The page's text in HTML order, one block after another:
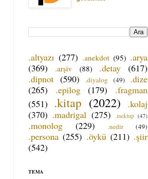
.altyazı (277) .anekdot (95) .arya
(369)
.arşiv (88) .detay
(617)
.dipnot (590) .diyalog (49)
.dize
(265)
.epilog (179)
.fragman
(551) .kitap (2022)
.kolaj
(370) .madrigal (275) .mektup (47)
.monolog (229) .nedir (49)
.persona (255) .öykü (211) .şiir
(542)
TEMA